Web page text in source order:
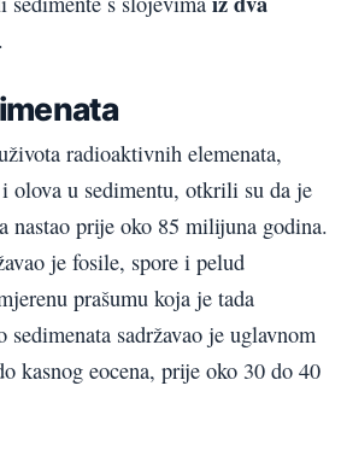
.
radioaktivnih elemenata,
olova u sedimentu, otkrili su da je
nastao prije oko 85 milijuna godina.
je fosile, spore i pelud
prašumu koja je tada
sadržavao je uglavnom
kasnog eocena, prije oko 30 do 40